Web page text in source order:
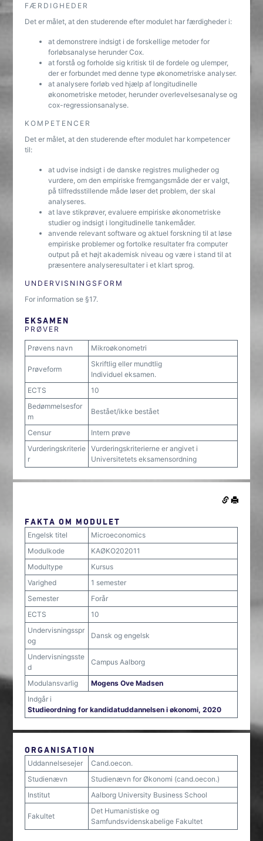
FÆRDIGHEDER
Det er målet, at den studerende efter modulet har færdigheder i:
at demonstrere indsigt i de forskellige metoder for
forløbsanalyse herunder Cox.
at forstå og forholde sig kritisk til de fordele og ulemper,
der er forbundet med denne type økonometriske analyser.
at analysere forløb ved hjælp af longitudinelle
økonometriske metoder, herunder overlevelsesanalyse og
cox-regressionsanalyse.
KOMPETENCER
Det er målet, at den studerende efter modulet har kompetencer
til:
at udvise indsigt i de danske registres muligheder og
vurdere, om den empiriske fremgangsmåde der er valgt,
på tilfredsstillende måde løser det problem, der skal
analyseres.
at lave stikprøver, evaluere empiriske økonometriske
studier og indsigt i longitudinelle tankemåder.
anvende relevant software og aktuel forskning til at løse
empiriske problemer og fortolke resultater fra computer
output på et højt akademisk niveau og være i stand til at
præsentere analyseresultater i et klart sprog.
UNDERVISNINGSFORM
For information se §17.
EKSAMEN
PRØVER
Prøvens navn Mikroøkonometri
Prøveform
Skriftlig eller mundtlig
Individuel eksamen.
ECTS
10
Bedømmelsesfor
m
Bestået/ikke bestået
Censur
Intern prøve
Vurderingskriterie
r
Vurderingskriterierne er angivet i
Universitetets eksamensordning
FAKTA OM MODULET
Engelsk titel
Microeconomics
Modulkode
KAØKO202011
Modultype
Kursus
Varighed
1 semester
Semester
Forår
ECTS
10
Undervisningsspr
og
Dansk og engelsk
Undervisningsste
d
Campus Aalborg
Modulansvarlig
Mogens Ove Madsen
Indgår i
Studieordning for kandidatuddannelsen i økonomi, 2020
ORGANISATION
Uddannelsesejer
Cand.oecon.
Studienævn
Studienævn for Økonomi (cand.oecon.)
Institut
Aalborg University Business School
Fakultet
Det Humanistiske og
Samfundsvidenskabelige Fakultet